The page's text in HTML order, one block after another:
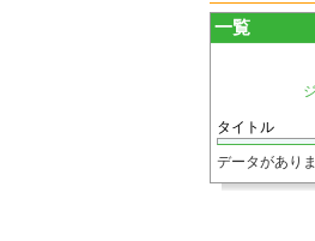
一覧
タイトル
データがありま